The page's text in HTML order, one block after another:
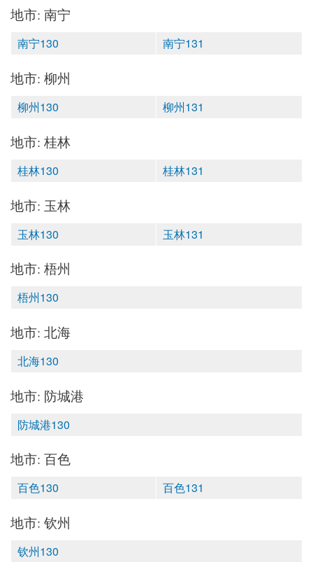
地市: 南宁
南宁130 南宁131
地市: 柳州
柳州130 柳州131
地市: 桂林
桂林130 桂林131
地市: 玉林
玉林130 玉林131
地市: 梧州
梧州130
地市: 北海
北海130
地市: 防城港
防城港130
地市: 百色
百色130 百色131
地市: 钦州
钦州130